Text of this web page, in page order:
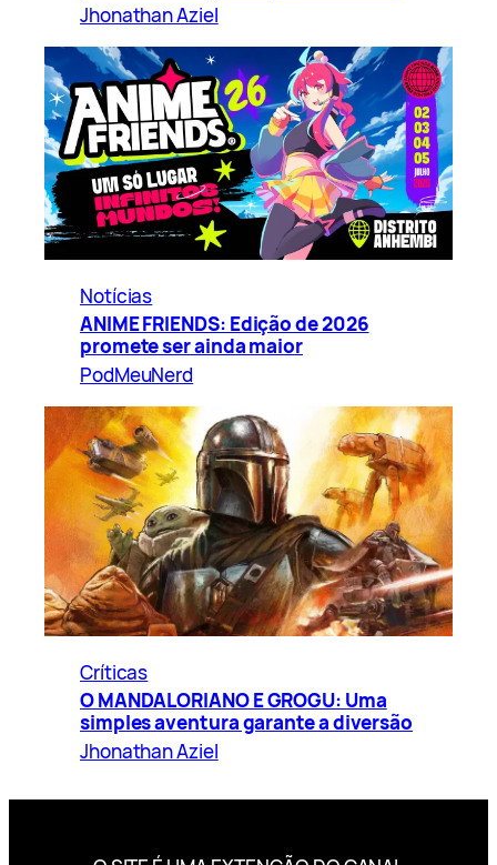
Jhonathan Aziel
Notícias
ANIME FRIENDS: Edição de 2026
promete ser ainda maior
PodMeuNerd
Críticas
O MANDALORIANO E GROGU: Uma
simples aventura garante a diversão
Jhonathan Aziel